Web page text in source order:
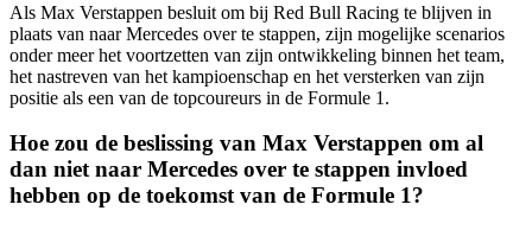
Als Max Verstappen besluit om bij Red Bull Racing te blijven in
plaats van naar Mercedes over te stappen, zijn mogelijke scenarios
onder meer het voortzetten van zijn ontwikkeling binnen het team,
het nastreven van het kampioenschap en het versterken van zijn
positie als een van de topcoureurs in de Formule 1.
Hoe zou de beslissing van Max Verstappen om al
dan niet naar Mercedes over te stappen invloed
hebben op de toekomst van de Formule 1?